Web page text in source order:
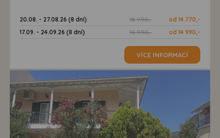
20.08. - 27.08.26 (8 dní) 18 990,-
od 14 770,-
17.09. - 24.09.26 (8 dní)
16 990,- od 14 990,-
VÍCE INFORMACÍ